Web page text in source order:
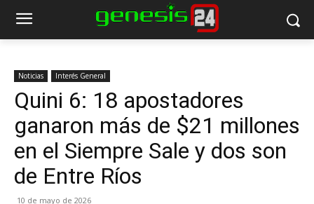
Noticias Interés General
Quini 6: 18 apostadores
ganaron más de $21 millones
en el Siempre Sale y dos son
de Entre Ríos
10 de mayo de 2026